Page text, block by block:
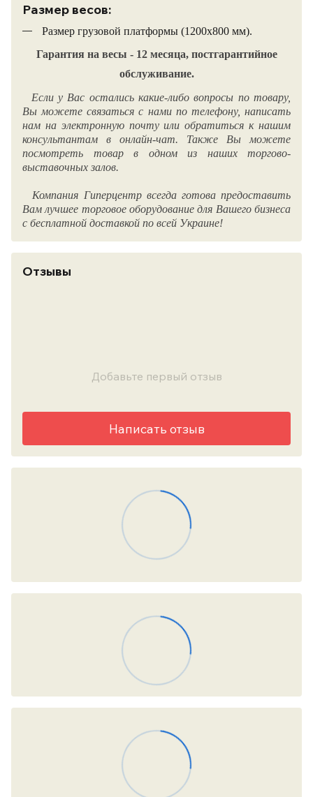
Размер весов:
Размер грузовой платформы (1200х800 мм).
Гарантия на весы - 12 месяца, постгарантийное
обслуживание.
Если у Вас остались какие-либо вопросы по товару,
Вы можете связаться с нами по телефону, написать
нам на электронную почту или обратиться к нашим
консультантам в онлайн-чат. Также Вы можете
посмотреть товар в одном из наших торгово-
выставочных залов.
Компания Гиперцентр всегда готова предоставить
Вам лучшее торговое оборудование для Вашего бизнеса
с бесплатной доставкой по всей Украине!
Отзывы
Добавьте первый отзыв
Написать отзыв